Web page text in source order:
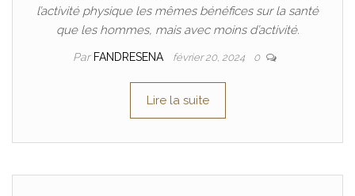
l’activité physique les mêmes bénéfices sur la santé
que les hommes, mais avec moins d’activité.
Par FANDRESENA février 20, 2024 0
Lire la suite